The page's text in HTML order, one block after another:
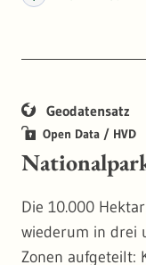
Geodatensatz
Open Data / HVD
Die 10.000
wiederum in drei
Zonen aufgeteilt: